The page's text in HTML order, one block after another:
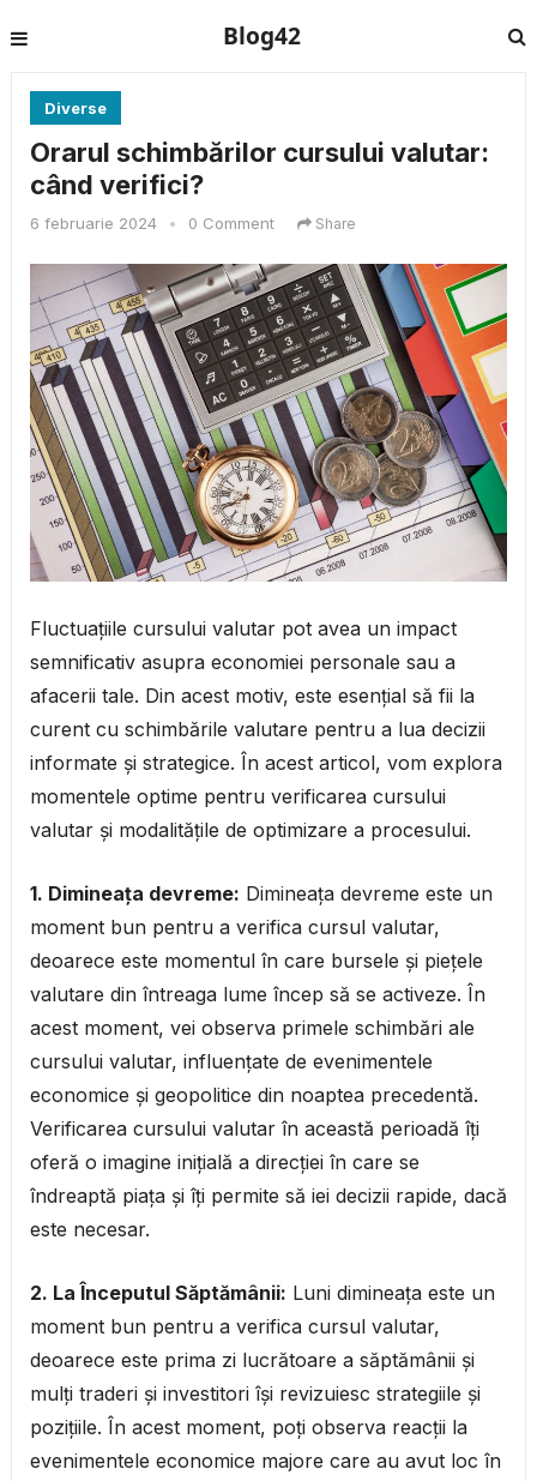
Blog42
Diverse
Orarul schimbărilor cursului valutar:
când verifici?
6 februarie 2024 • 0 Comment Share
Fluctuațiile cursului valutar pot avea un impact
semnificativ asupra economiei personale sau a
afacerii tale. Din acest motiv, este esențial să fii la
curent cu schimbările valutare pentru a lua decizii
informate și strategice. În acest articol, vom explora
momentele optime pentru verificarea cursului
valutar și modalitățile de optimizare a procesului.
1. Dimineața devreme: Dimineața devreme este un
moment bun pentru a verifica cursul valutar,
deoarece este momentul în care bursele și piețele
valutare din întreaga lume încep să se activeze. În
acest moment, vei observa primele schimbări ale
cursului valutar, influențate de evenimentele
economice și geopolitice din noaptea precedentă.
Verificarea cursului valutar în această perioadă îți
oferă o imagine inițială a direcției în care se
îndreaptă piața și îți permite să iei decizii rapide, dacă
este necesar.
2. La Începutul Săptămânii: Luni dimineața este un
moment bun pentru a verifica cursul valutar,
deoarece este prima zi lucrătoare a săptămânii și
mulți traderi și investitori își revizuiesc strategiile și
pozițiile. În acest moment, poți observa reacții la
evenimentele economice majore care au avut loc în